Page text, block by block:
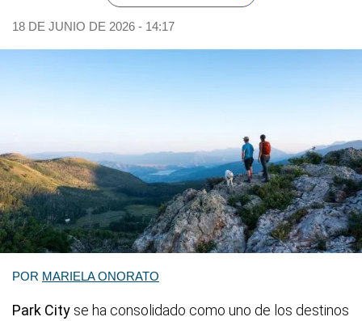
18 DE JUNIO DE 2026 - 14:17
POR MARIELA ONORATO
Park City se ha consolidado como uno de los destinos